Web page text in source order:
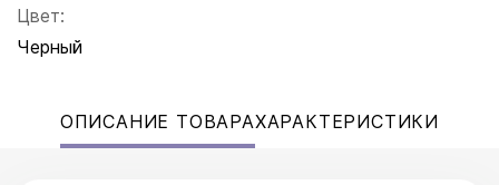
Цвет:
Черный
ОПИСАНИЕ ТОВАРАХАРАКТЕРИСТИКИ